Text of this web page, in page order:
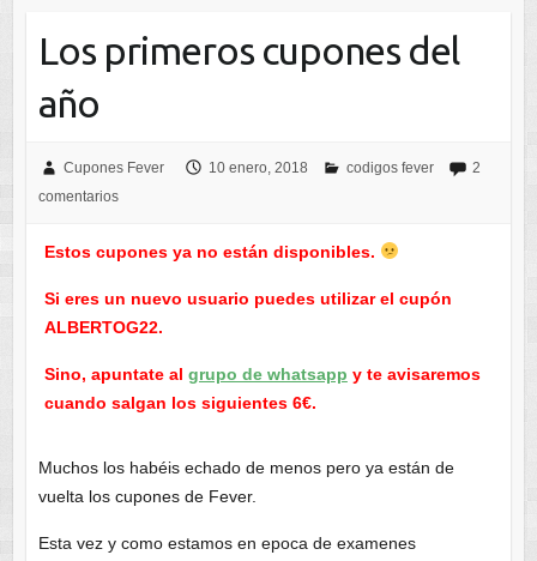
Los primeros cupones del
año
Cupones Fever 10 enero, 2018 codigos fever
2
comentarios
Estos cupones ya no están disponibles.
Si eres un nuevo usuario puedes utilizar el cupón
ALBERTOG22.
Sino, apuntate al grupo de whatsapp y te avisaremos
cuando salgan los siguientes 6€.
Muchos los habéis echado de menos pero ya están de
vuelta los cupones de Fever.
Esta vez y como estamos en epoca de examenes